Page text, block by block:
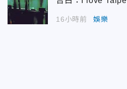
16小時前 娛樂